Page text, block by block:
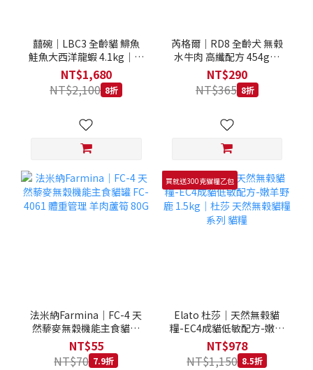
囍碗｜LBC3 全齡貓 鯡魚
鮭魚大西洋龍蝦 4.1kg｜加
拿大 Loveabowl 天然無穀
糧 4.1公斤 成貓 無穀貓飼
料
NT$1,680
NT$2,100 8折
芮格爾｜RD8 全齡犬 無榖
水牛肉 高纖配方 454g｜
REGAL 天然犬糧 狗飼料
NT$290
NT$365 8折
法米納Farmina｜FC-4 天
然藜麥無穀機能主食貓罐
FC-4061 體重管理 羊肉蘆
筍 80G
NT$55
NT$70 7.9折
買就送300克貓糧乙包
Elato 杜莎｜天然無榖貓
糧-EC4成貓低敏配方-嫩羊
野鹿 1.5kg｜杜莎 天然無
榖貓糧系列 貓糧
NT$978
NT$1,150 8.5折